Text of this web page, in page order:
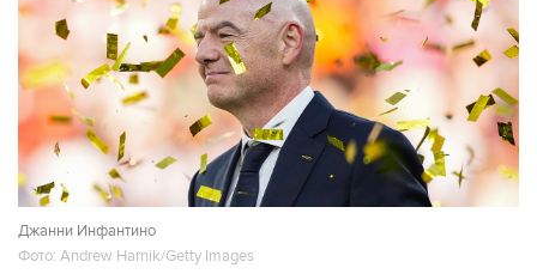
Джанни Инфантино
Фото: Andrew Harnik/Getty Images
Москва. 6 августа. INTERFAX.RU - Руководство